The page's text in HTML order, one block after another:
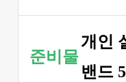
준비물
개인
밴드